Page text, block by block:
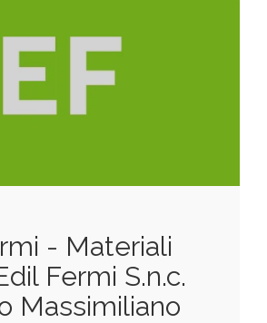
- Materiali
Fermi S.n.c.
Massimiliano